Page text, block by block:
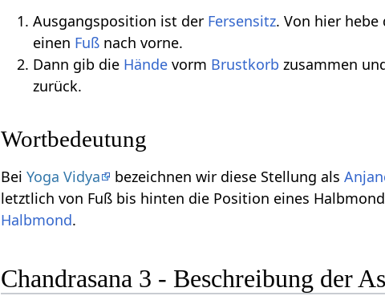
Ausgangsposition ist der Fersensitz. Von hier hebe
einen Fuß nach vorne.
Dann gib die Hände vorm Brustkorb zusammen
zurück.
Wortbedeutung
BeiYoga Vidya bezeichnen wir diese Stellung als
letztlich von Fuß bis hinten die Position eines
Halbmond.
Chandrasana 3 - Beschreibung der